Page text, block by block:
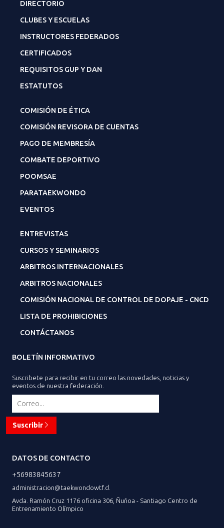
DIRECTORIO
CLUBES Y ESCUELAS
INSTRUCTORES FEDERADOS
CERTIFICADOS
REQUISITOS GUP Y DAN
ESTATUTOS
COMISIÓN DE ÉTICA
COMISIÓN REVISORA DE CUENTAS
PAGO DE MEMBRESÍA
COMBATE DEPORTIVO
POOMSAE
PARATAEKWONDO
EVENTOS
ENTREVISTAS
CURSOS Y SEMINARIOS
ARBITROS INTERNACIONALES
ARBITROS NACIONALES
COMISIÓN NACIONAL DE CONTROL DE DOPAJE - CNCD
LISTA DE PROHIBICIONES
CONTÁCTANOS
BOLETÍN INFORMATIVO
Suscribete para recibir en tu correo las novedades, noticias y
eventos de nuestra federación.
Suscribir
DATOS DE CONTACTO
+56983845637
administracion@taekwondowtf.cl
Avda. Ramón Cruz 1176 oficina 306, Ñuñoa - Santiago Centro de
Entrenamiento Olímpico